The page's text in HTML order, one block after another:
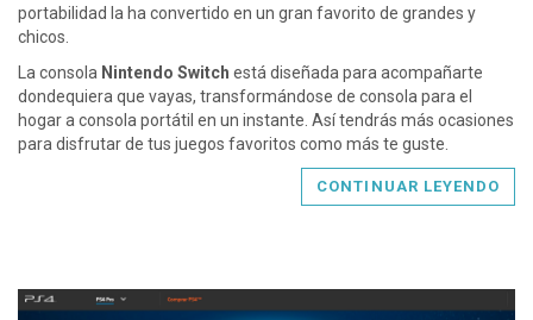
portabilidad la ha convertido en un gran favorito de grandes y
chicos.
La consola Nintendo Switch está diseñada para acompañarte
dondequiera que vayas, transformándose de consola para el
hogar a consola portátil en un instante. Así tendrás más ocasiones
para disfrutar de tus juegos favoritos como más te guste.
CONTINUAR LEYENDO